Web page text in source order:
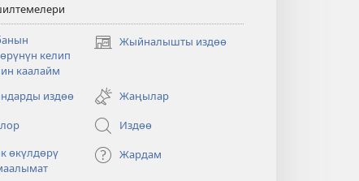
келип
каалайм
Жыйналышты издөө
(жаңы
издөө
Жаңылар
Издөө
өкүлдөрү
Жардам